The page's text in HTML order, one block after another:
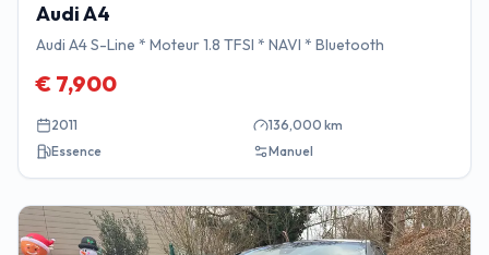
AudiA4
Audi A4 S-Line * Moteur 1.8 TFSI * NAVI * Bluetooth
€ 7,900
2011 136,000 km
Essence
Manuel